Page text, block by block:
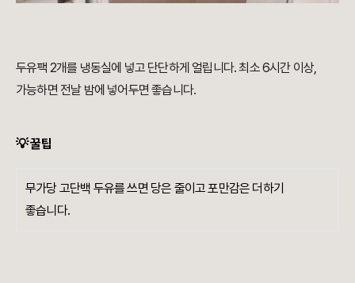
두유팩 2개를 냉동실에 넣고 단단하게 얼립니다. 최소 6시간 이상,
가능하면 전날 밤에 넣어두면 좋습니다.
💡 꿀팁
무가당 고단백 두유를 쓰면 당은 줄이고 포만감은 더하기
좋습니다.